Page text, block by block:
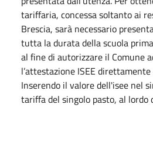
tariffaria, concessa soltanto ai
Brescia, sarà necessario
tutta la durata della scuola
al fine di autorizzare il Comune
l’attestazione ISEE direttamente
Inserendo il valore dell'isee nel
tariffa del singolo pasto, al lordo